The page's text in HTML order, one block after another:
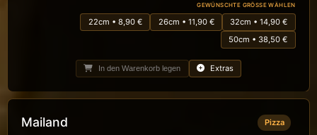
GEWÜNSCHTE GRÖSSE WÄHLEN
22cm • 8,90 € 26cm • 11,90 €
32cm • 14,90 €
50cm • 38,50 €
In den Warenkorb legen Extras
Mailand Pizza